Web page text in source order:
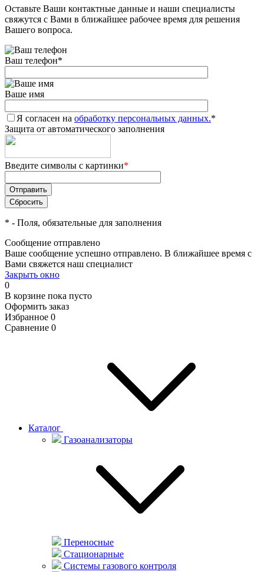
Оставьте Ваши контактные данные и наши специалисты
свяжутся с Вами в ближайшее рабочее время для решения
Вашего вопроса.
Ваш телефон*
Ваше имя
Я согласен на обработку персональных данных.*
Защита от автоматического заполнения
Введите символы с картинки*
* - Поля, обязательные для заполнения
Сообщение отправлено
Ваше сообщение успешно отправлено. В ближайшее время с
Вами свяжется наш специалист
Закрыть окно
0
В корзине пока пусто
Оформить заказ
Избранное 0
Сравнение 0
Каталог
Газоанализаторы
Переносные
Стационарные
Системы газового контроля